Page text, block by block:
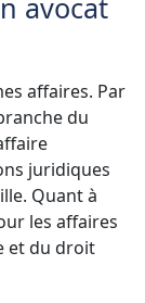
affaires. Par
du
juridiques
Quant à
les affaires
et du droit